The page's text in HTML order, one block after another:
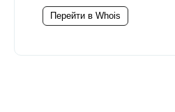
Перейти в Whois